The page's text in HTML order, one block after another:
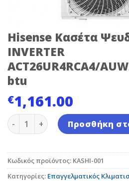
Hisense Κασέτα
INVERTER
ACT26UR4RCA4/
btu
€1,161.00
Hisense Κασέτα Ψευδοροφής
Προσθήκη
Κωδικός προϊόντος: KASHI-001
Κατηγορίες: Επαγγελματικός